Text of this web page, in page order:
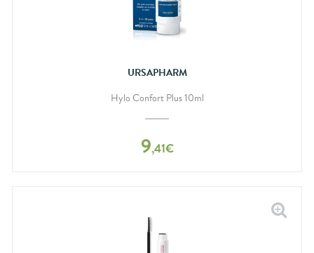
URSAPHARM
Hylo Confort Plus 10ml
9,41€